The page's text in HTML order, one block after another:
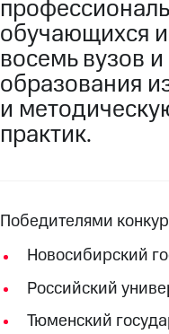
обучающихся
восемь вузов
образования
и
практик.
Победителями
Новосибирский
Российский
Тюменский